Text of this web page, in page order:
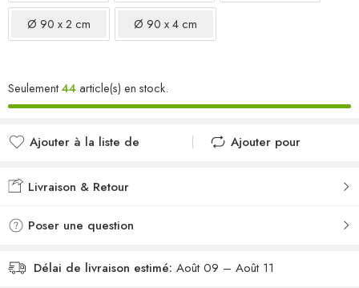
Ø 90 x 2 cm Ø 90 x 4 cm
Seulement44article(s) en stock.
Ajouter à la liste de
Ajouté à la liste de
Ajouter pour
Livraison & Retour
Poser une question
Délai de livraison estimé: Août 09 – Août 11